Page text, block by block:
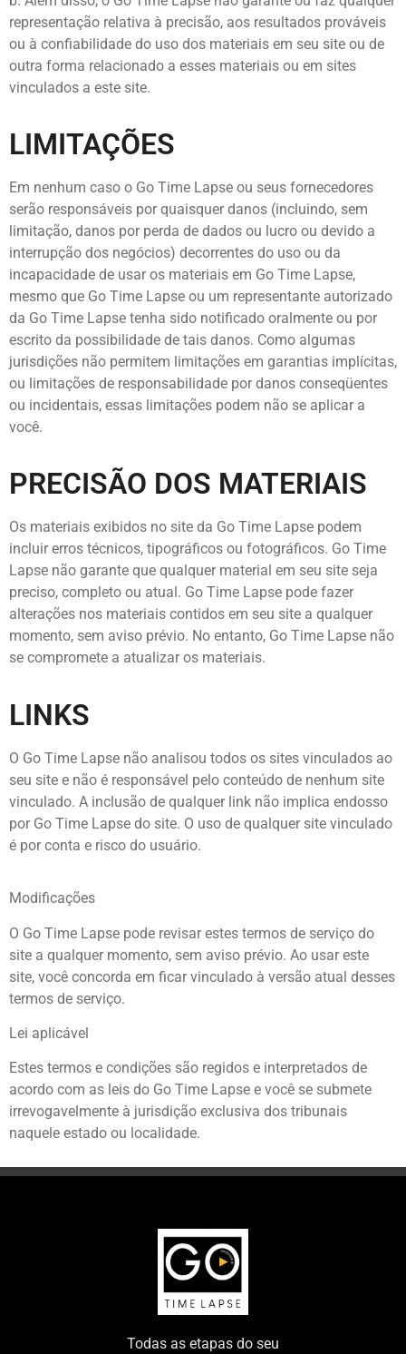
representação relativa à precisão, aos resultados prováveis ​​
ou à confiabilidade do uso dos materiais em seu site ou de
outra forma relacionado a esses materiais ou em sites
vinculados a este site.
LIMITAÇÕES
Em nenhum caso o Go Time Lapse ou seus fornecedores
serão responsáveis ​​por quaisquer danos (incluindo, sem
limitação, danos por perda de dados ou lucro ou devido a
interrupção dos negócios) decorrentes do uso ou da
incapacidade de usar os materiais em Go Time Lapse,
mesmo que Go Time Lapse ou um representante autorizado
da Go Time Lapse tenha sido notificado oralmente ou por
escrito da possibilidade de tais danos. Como algumas
jurisdições não permitem limitações em garantias implícitas,
ou limitações de responsabilidade por danos conseqüentes
ou incidentais, essas limitações podem não se aplicar a
você.
PRECISÃO DOS MATERIAIS
Os materiais exibidos no site da Go Time Lapse podem
incluir erros técnicos, tipográficos ou fotográficos. Go Time
Lapse não garante que qualquer material em seu site seja
preciso, completo ou atual. Go Time Lapse pode fazer
alterações nos materiais contidos em seu site a qualquer
momento, sem aviso prévio. No entanto, Go Time Lapse não
se compromete a atualizar os materiais.
LINKS
O Go Time Lapse não analisou todos os sites vinculados ao
seu site e não é responsável pelo conteúdo de nenhum site
vinculado. A inclusão de qualquer link não implica endosso
por Go Time Lapse do site. O uso de qualquer site vinculado
é por conta e risco do usuário.
Modificações
O Go Time Lapse pode revisar estes termos de serviço do
site a qualquer momento, sem aviso prévio. Ao usar este
site, você concorda em ficar vinculado à versão atual desses
termos de serviço.
Lei aplicável
Estes termos e condições são regidos e interpretados de
acordo com as leis do Go Time Lapse e você se submete
irrevogavelmente à jurisdição exclusiva dos tribunais
naquele estado ou localidade.
Todas as etapas do seu